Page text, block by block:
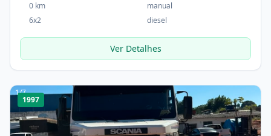
0 km
manual
6x2
diesel
Ver Detalhes
1/7
1997